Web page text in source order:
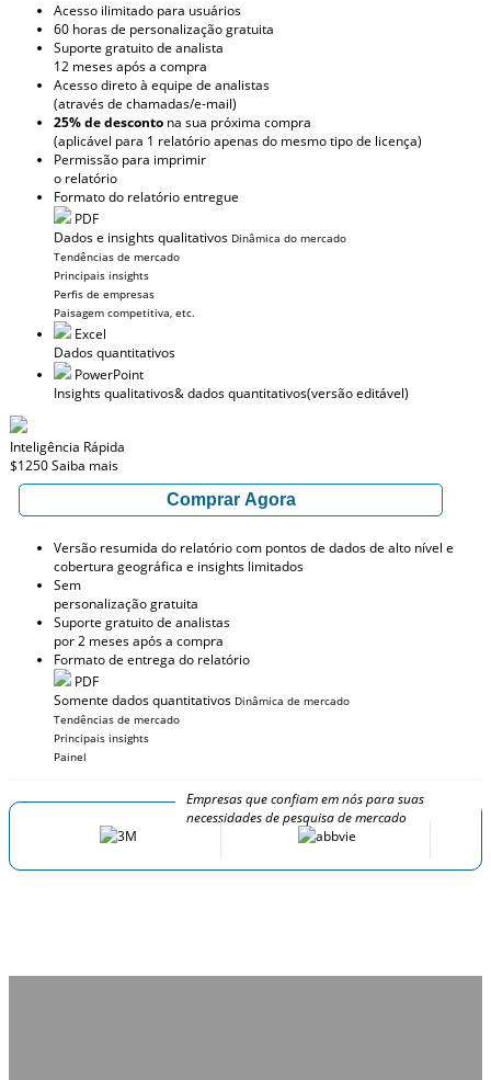
Acesso ilimitado para usuários
60 horas de personalização gratuita
Suporte gratuito de analista
12 meses após a compra
Acesso direto à equipe de analistas
(através de chamadas/e-mail)
25% de desconto na sua próxima compra
(aplicável para 1 relatório apenas do mesmo tipo de licença)
Permissão para imprimir
o relatório
Formato do relatório entregue
PDF
Dados e insights qualitativos Dinâmica do mercado
Tendências de mercado
Principais insights
Perfis de empresas
Paisagem competitiva, etc.
Excel
Dados quantitativos
PowerPoint
Insights qualitativos& dados quantitativos(versão editável)
Inteligência Rápida
$1250Saiba mais
Comprar Agora
Versão resumida do relatório com pontos de dados de alto nível e
cobertura geográfica e insights limitados
Sem
personalização gratuita
Suporte gratuito de analistas
por 2 meses após a compra
Formato de entrega do relatório
PDF
Somente dados quantitativos Dinâmica de mercado
Tendências de mercado
Principais insights
Painel
Empresas que confiam em nós para suas
necessidades de pesquisa de mercado